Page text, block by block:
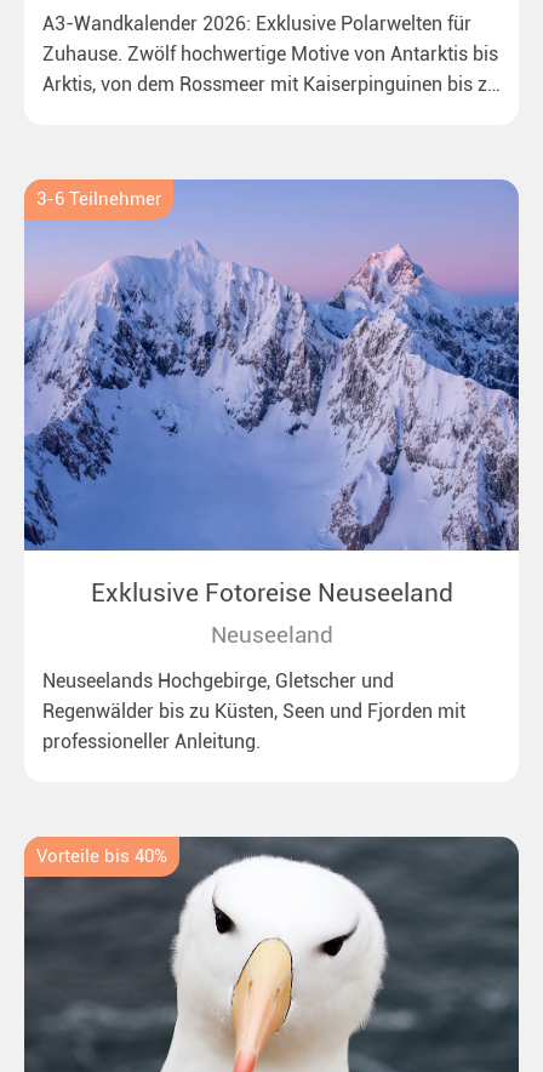
A3-Wandkalender 2026: Exklusive Polarwelten für
Zuhause. Zwölf hochwertige Motive von Antarktis bis
Arktis, von dem Rossmeer mit Kaiserpinguinen bis zu
3-6 Teilnehmer
Exklusive Fotoreise Neuseeland
Neuseeland
Neuseelands Hochgebirge, Gletscher und
Regenwälder bis zu Küsten, Seen und Fjorden mit
professioneller Anleitung.
Vorteile bis 40%